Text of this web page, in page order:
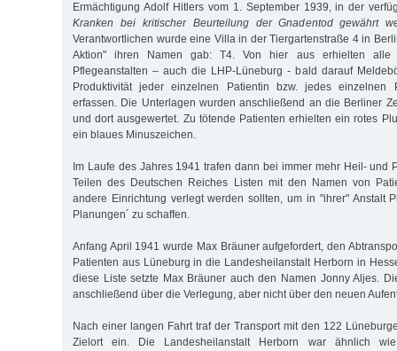
Ermächtigung Adolf Hitlers vom 1. September 1939, in der
Kranken bei kritischer Beurteilung der Gnadentod gewährt
Verantwortlichen wurde eine Villa in der Tiergartenstraße 4 in
Aktion" ihren Namen gab: T4. Von hier aus erhielten alle
Pflegeanstalten – auch die LHP-Lüneburg - bald darauf
Produktivität jeder einzelnen Patientin bzw. jedes einzelnen
erfassen. Die Unterlagen wurden anschließend an die Berliner
und dort ausgewertet. Zu tötende Patienten erhielten ein rotes
ein blaues Minuszeichen.
Im Laufe des Jahres 1941 trafen dann bei immer mehr Heil- und
Teilen des Deutschen Reiches Listen mit den Namen von
andere Einrichtung verlegt werden sollten, um in "ihrer" Anstalt
Planungen´ zu schaffen.
Anfang April 1941 wurde Max Bräuner aufgefordert, den
Patienten aus Lüneburg in die Landesheilanstalt Herborn in
diese Liste setzte Max Bräuner auch den Namen Jonny Aljes.
anschließend über die Verlegung, aber nicht über den neuen
Nach einer langen Fahrt traf der Transport mit den 122
Zielort ein. Die Landesheilanstalt Herborn war ähnlich